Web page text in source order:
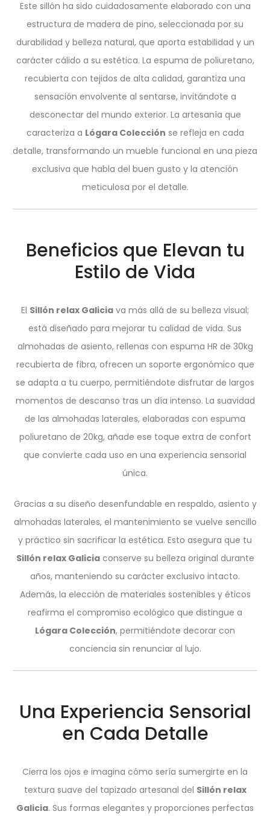
Este sillón ha sido cuidadosamente elaborado con una
estructura de madera de pino, seleccionada por su
durabilidad y belleza natural, que aporta estabilidad y un
carácter cálido a su estética. La espuma de poliuretano,
recubierta con tejidos de alta calidad, garantiza una
sensación envolvente al sentarse, invitándote a
desconectar del mundo exterior. La artesanía que
caracteriza a Lógara Colección se refleja en cada
detalle, transformando un mueble funcional en una pieza
exclusiva que habla del buen gusto y la atención
meticulosa por el detalle.
Beneficios que Elevan tu
Estilo de Vida
El Sillón relax Galicia va más allá de su belleza visual;
está diseñado para mejorar tu calidad de vida. Sus
almohadas de asiento, rellenas con espuma HR de 30kg
recubierta de fibra, ofrecen un soporte ergonómico que
se adapta a tu cuerpo, permitiéndote disfrutar de largos
momentos de descanso tras un día intenso. La suavidad
de las almohadas laterales, elaboradas con espuma
poliuretano de 20kg, añade ese toque extra de confort
que convierte cada uso en una experiencia sensorial
única.
Gracias a su diseño desenfundable en respaldo, asiento y
almohadas laterales, el mantenimiento se vuelve sencillo
y práctico sin sacrificar la estética. Esto asegura que tu
Sillón relax Galiciaconserve su belleza original durante
años, manteniendo su carácter exclusivo intacto.
Además, la elección de materiales sostenibles y éticos
reafirma el compromiso ecológico que distingue a
Lógara Colección, permitiéndote decorar con
conciencia sin renunciar al lujo.
Una Experiencia Sensorial
en Cada Detalle
Cierra los ojos e imagina cómo sería sumergirte en la
textura suave del tapizado artesanal del Sillón relax
Galicia. Sus formas elegantes y proporciones perfectas